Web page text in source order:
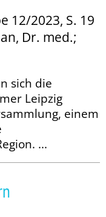
12/2023, S. 19
Dr. med.;
sich die
Leipzig
einem
...